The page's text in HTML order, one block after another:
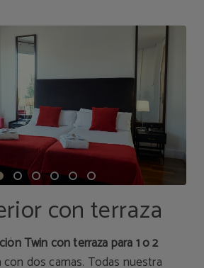
con terraza
Twin con terraza para 1 o 2
con dos camas. Todas nuestra